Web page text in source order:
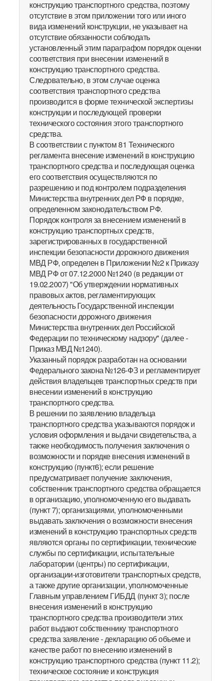
конструкцию транспортного средства, поэтому
отсутствие в этом приложении того или иного
вида изменений конструкции, не указывает на
отсутствие обязанности соблюдать
установленный этим параграфом порядок оценки
соответствия при внесении изменений в
конструкцию транспортного средства.
Следовательно, в этом случае оценка
соответствия транспортного средства
производится в форме технической экспертизы
конструкции и последующей проверки
технического состояния этого транспортного
средства.
В соответствии с пунктом 81 Технического
регламента внесение изменений в конструкцию
транспортного средства и последующая оценка
его соответствия осуществляются по
разрешению и под контролем подразделения
Министерства внутренних дел РФ в порядке,
определенном законодательством РФ.
Порядок контроля за внесением изменений в
конструкцию транспортных средств,
зарегистрированных в государственной
инспекции безопасности дорожного движения
МВД РФ, определен в Приложении №2 к Приказу
МВД РФ от 07.12.2000 №1240 (в редакции от
19.02.2007) "Об утверждении нормативных
правовых актов, регламентирующих
деятельность Государственной инспекции
безопасности дорожного движения
Министерства внутренних дел Российской
Федерации по техническому надзору" (далее -
Приказ МВД №1240).
Указанный порядок разработан на основании
Федерального закона №126-ФЗ и регламентирует
действия владельцев транспортных средств при
внесении изменений в конструкцию
транспортного средства.
В решении по заявлению владельца
транспортного средства указываются порядок и
условия оформления и выдачи свидетельства, а
также необходимость получения заключения о
возможности и порядке внесения изменений в
конструкцию (пункт6); если решение
предусматривает получение заключения,
собственник транспортного средства обращается
в организацию, уполномоченную его выдавать
(пункт 7); организациями, уполномоченными
выдавать заключения о возможности внесения
изменений в конструкцию транспортных средств
являются органы по сертификации, технические
службы по сертификации, испытательные
лаборатории (центры) по сертификации,
организации-изготовители транспортных средств,
а также другие организации, уполномоченные
Главным управлением ГИБДД (пункт 3); после
внесения изменений в конструкцию
транспортного средства производители этих
работ выдают собственнику транспортного
средства заявление - декларацию об объеме и
качестве работ по внесению изменений в
конструкцию транспортного средства (пункт 11.2);
техническое состояние и конструкция